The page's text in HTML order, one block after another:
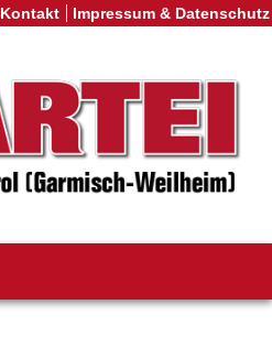
Kontakt Impressum & Datenschutz